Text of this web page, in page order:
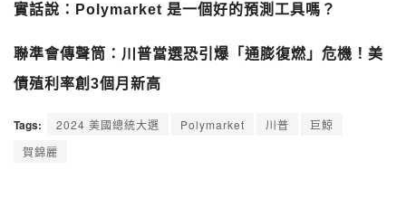
實話說：Polymarket 是一個好的預測工具嗎？
聯準會傳聲筒：川普當選恐引爆「通膨復燃」危機！美
債殖利率創3個月新高
Tags: 2024 美國總統大選 Polymarket 川普
巨鯨
賀錦麗